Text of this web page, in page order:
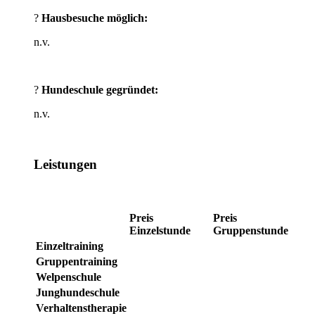
? Hausbesuche möglich:
n.v.
? Hundeschule gegründet:
n.v.
Leistungen
Preis
Einzelstunde
Preis
Gruppenstunde
Einzeltraining
Gruppentraining
Welpenschule
Junghundeschule
Verhaltenstherapie